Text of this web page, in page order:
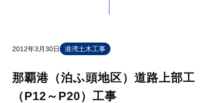
2012年3月30日 港湾土木工事
那覇港（泊ふ頭地区）道路上部工
（P12～P20）工事